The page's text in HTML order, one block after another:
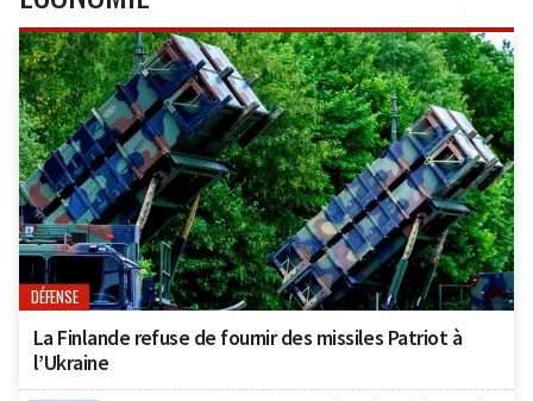
DÉFENSE
La Finlande refuse de fournir des missiles Patriot à
l’Ukraine